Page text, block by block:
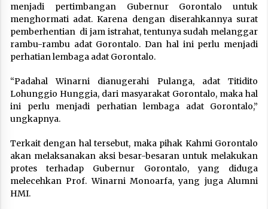
menjadi pertimbangan Gubernur Gorontalo untuk
menghormati adat. Karena dengan diserahkannya surat
pemberhentian di jam istrahat, tentunya sudah melanggar
rambu-rambu adat Gorontalo. Dan hal ini perlu menjadi
perhatian lembaga adat Gorontalo.
“Padahal Winarni dianugerahi Pulanga, adat Titidito
Lohunggio Hunggia, dari masyarakat Gorontalo, maka hal
ini perlu menjadi perhatian lembaga adat Gorontalo,”
ungkapnya.
Terkait dengan hal tersebut, maka pihak Kahmi Gorontalo
akan melaksanakan aksi besar-besaran untuk melakukan
protes terhadap Gubernur Gorontalo, yang diduga
melecehkan Prof. Winarni Monoarfa, yang juga Alumni
HMI.